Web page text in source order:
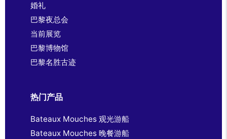
婚礼
巴黎夜总会
当前展览
巴黎博物馆
巴黎名胜古迹
热门产品
Bateaux Mouches 观光游船
Bateaux Mouches 晚餐游船